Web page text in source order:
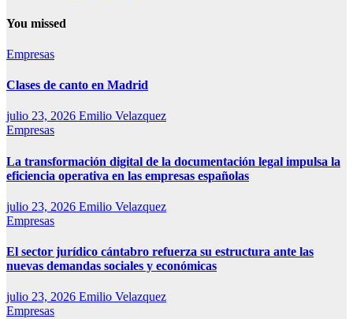
You missed
Empresas
Clases de canto en Madrid
julio 23, 2026 Emilio Velazquez
Empresas
La transformación digital de la documentación legal impulsa la
eficiencia operativa en las empresas españolas
julio 23, 2026 Emilio Velazquez
Empresas
El sector jurídico cántabro refuerza su estructura ante las
nuevas demandas sociales y económicas
julio 23, 2026 Emilio Velazquez
Empresas